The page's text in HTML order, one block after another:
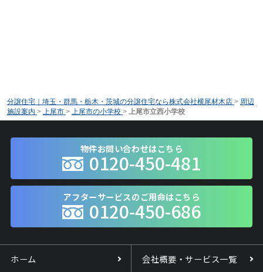
分譲住宅｜埼玉・群馬・栃木・茨城の分譲住宅なら株式会社横尾材木店 > 周辺
施設案内 > 上尾市 > 上尾市の小学校 > 上尾市立西小学校
物件お問い合わせはこちら
0120-450-481
アフターサービスのご用命はこちら
0120-450-686
ホーム 会社概要・サービス一覧